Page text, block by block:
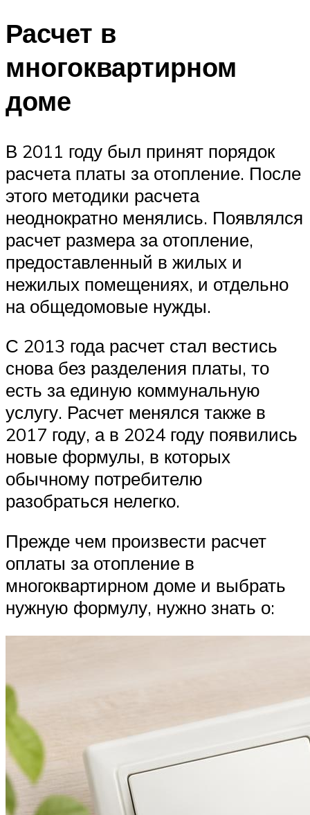
Расчет в
многоквартирном
доме
В 2011 году был принят порядок
расчета платы за отопление. После
этого методики расчета
неоднократно менялись. Появлялся
расчет размера за отопление,
предоставленный в жилых и
нежилых помещениях, и отдельно
на общедомовые нужды.
С 2013 года расчет стал вестись
снова без разделения платы, то
есть за единую коммунальную
услугу. Расчет менялся также в
2017 году, а в 2024 году появились
новые формулы, в которых
обычному потребителю
разобраться нелегко.
Прежде чем произвести расчет
оплаты за отопление в
многоквартирном доме и выбрать
нужную формулу, нужно знать о: